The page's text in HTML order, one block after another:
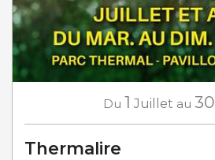
Du 1 Juillet au 30
Thermalire